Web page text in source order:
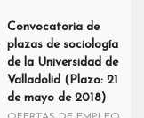
Convocatoria de
plazas de sociología
de la Universidad de
Valladolid (Plazo: 21
de mayo de 2018)